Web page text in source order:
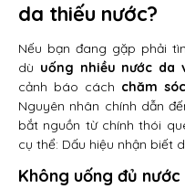
da thiếu nước?
Nếu bạn đang gặp phải
dù uống nhiều nước da
cảnh báo cách chăm
Nguyên nhân chính dẫn
bắt nguồn từ chính thói
cụ thể: Dấu hiệu nhận biết
Không uống đủ